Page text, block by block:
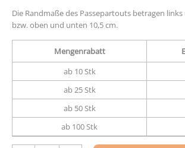
Die Randmaße des Passepartouts betragen
bzw. oben und unten 10,5 cm.
Mengenrabatt
ab 10 Stk
ab 25 Stk
ab 50 Stk
ab 100 Stk